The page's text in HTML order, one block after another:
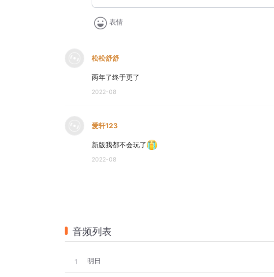
表情
松松舒舒
两年了终于更了
2022-08
爱轩123
新版我都不会玩了
2022-08
音频列表
1 明日